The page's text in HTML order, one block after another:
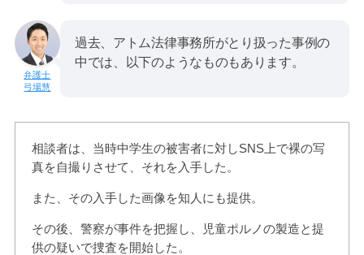
弓場慧
過去、アトム法律事務所がとり扱った事例の
中では、以下のようなものもあります。
相談者は、当時中学生の被害者に対しSNS上で裸の写
真を自撮りさせて、それを入手した。
また、その入手した画像を知人にも提供。
その後、警察が事件を把握し、児童ポルノの製造と提
供の疑いで捜査を開始した。